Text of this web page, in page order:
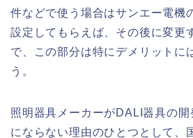
件などで使う場合はサンエー電機
設定してもらえば、その後に変更
で、この部分は特にデメリットに
う。
照明器具メーカーがDALI器具の
にならない理由のひとつとして、